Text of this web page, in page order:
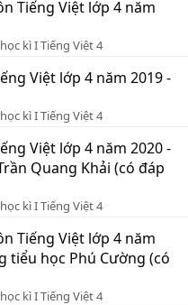
Tiếng Việt lớp 4 năm
kì I Tiếng Việt 4
Việt lớp 4 năm 2019 -
kì I Tiếng Việt 4
Việt lớp 4 năm 2020 -
Quang Khải (có đáp
kì I Tiếng Việt 4
Tiếng Việt lớp 4 năm
tiểu học Phú Cường (có
kì I Tiếng Việt 4